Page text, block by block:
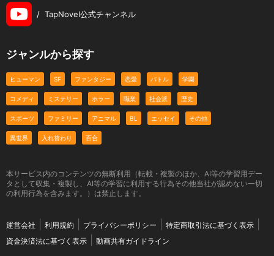
/ TapNovel公式チャンネル
ジャンルから探す
ヒューマン SF ファンタジー 恋愛 バトル 学園
コメディ ミステリー ホラー 職業 社会派 歴史
スポーツ ファミリー アニマル BL エッセイ その他
異世界 入れ替わり 百合
本サービス内のコンテンツの無断利用（転載・複製のほか、AI等の学習用デー
タとして収集・複製し、AI等の学習に利用する行為その他当社が認めない一切
の利用行為を含みます。）は禁止します。
運営会社 利用規約 プライバシーポリシー
特定商取引法に基づく表示
資金決済法に基づく表示
動画共有ガイドライン